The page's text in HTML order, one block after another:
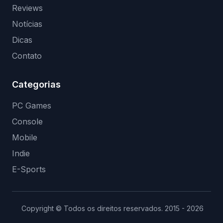
Reviews
Notícias
Dicas
Contato
Categorias
PC Games
Console
Mobile
Indie
E-Sports
Copyright © Todos os direitos reservados. 2015 - 2026